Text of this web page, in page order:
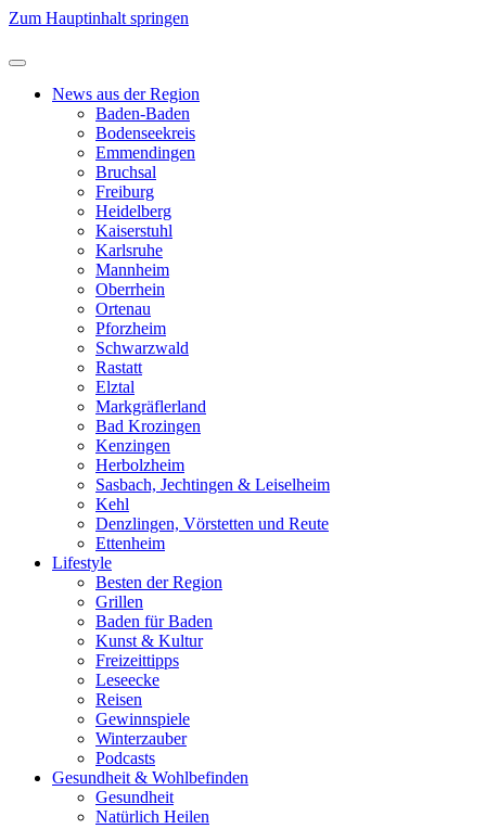
Zum Hauptinhalt springen
News aus der Region
Baden-Baden
Bodenseekreis
Emmendingen
Bruchsal
Freiburg
Heidelberg
Kaiserstuhl
Karlsruhe
Mannheim
Oberrhein
Ortenau
Pforzheim
Schwarzwald
Rastatt
Elztal
Markgräflerland
Bad Krozingen
Kenzingen
Herbolzheim
Sasbach, Jechtingen & Leiselheim
Kehl
Denzlingen, Vörstetten und Reute
Ettenheim
Lifestyle
Besten der Region
Grillen
Baden für Baden
Kunst & Kultur
Freizeittipps
Leseecke
Reisen
Gewinnspiele
Winterzauber
Podcasts
Gesundheit & Wohlbefinden
Gesundheit
Natürlich Heilen